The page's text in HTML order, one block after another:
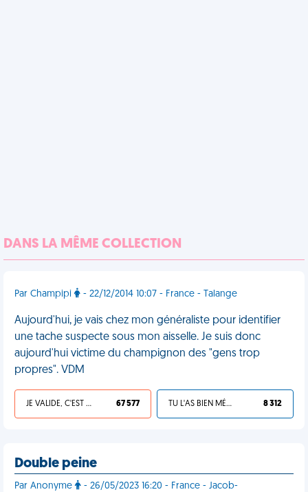
DANS LA MÊME COLLECTION
Par Champipi - 22/12/2014 10:07 - France - Talange
Aujourd'hui, je vais chez mon généraliste pour identifier
une tache suspecte sous mon aisselle. Je suis donc
aujourd'hui victime du champignon des "gens trop
propres". VDM
JE VALIDE, C'EST UNE VDM 67 577 TU L'AS BIEN MÉRITÉ 8 312
Double peine
Par Anonyme
- 26/05/2023 16:20 - France - Jacob-